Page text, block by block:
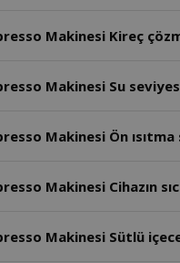
Makinesi Kireç
Makinesi Su
Makinesi Ön ısıtma
Makinesi Cihazın
Makinesi Sütlü